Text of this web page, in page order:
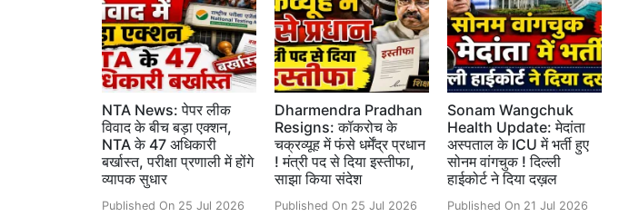
NTA News: पेपर लीक
विवाद के बीच बड़ा एक्शन,
NTA के 47 अधिकारी
बर्खास्त, परीक्षा प्रणाली में होंगे
व्यापक सुधार
Published On 25 Jul 2026
Dharmendra Pradhan
Resigns: कॉकरोच के
चक्रव्यूह में फंसे धर्मेंद्र प्रधान
! मंत्री पद से दिया इस्तीफा,
साझा किया संदेश
Published On 25 Jul 2026
Sonam Wangchuk
Health Update: मेदांता
अस्पताल के ICU में भर्ती हुए
सोनम वांगचुक ! दिल्ली
हाईकोर्ट ने दिया दख़ल
Published On 21 Jul 2026